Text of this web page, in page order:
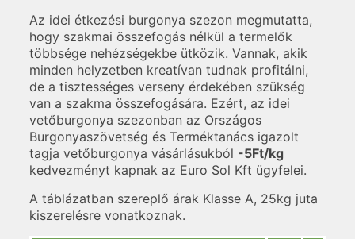
Az idei étkezési burgonya szezon megmutatta,
hogy szakmai összefogás nélkül a termelők
többsége nehézségekbe ütközik. Vannak, akik
minden helyzetben kreatívan tudnak profitálni,
de a tisztességes verseny érdekében szükség
van a szakma összefogására. Ezért, az idei
vetőburgonya szezonban az Országos
Burgonyaszövetség és Terméktanács igazolt
tagja vetőburgonya vásárlásukból -5Ft/kg
kedvezményt kapnak az Euro Sol Kft ügyfelei.
A táblázatban szereplő árak Klasse A, 25kg juta
kiszerelésre vonatkoznak.